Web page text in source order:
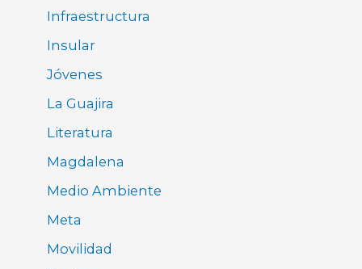
Infraestructura
Insular
Jóvenes
La Guajira
Literatura
Magdalena
Medio Ambiente
Meta
Movilidad